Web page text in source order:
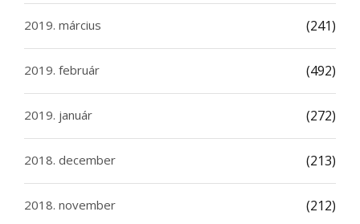
2019. március (241)
2019. február (492)
2019. január (272)
2018. december (213)
2018. november (212)